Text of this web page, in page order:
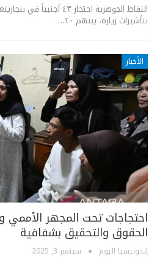
النقاط الجوهرية احتجاز
بتأشيرات زيارة، بينهم ٢٠…
الأخبار
احتجاجات تحت المجهر
الحقوق والتحقيق بشفافية
إندونيسيا اليوم سبتمبر 3, 2025